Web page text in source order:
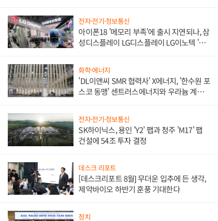
전자·전기·정보통신
아이폰18 '메모리 부족'에 출시 지연되나, 삼
성디스플레이 LG디스플레이 LG이노텍 '탈
화학·에너지
'DL이앤씨 SMR 협력사' X에너지, '한수원 포
스코 동맹' 센트러스에너지와 우라늄 계약
전자·전기·정보통신
SK하이닉스, 용인 'Y2' 팹과 청주 'M17' 팹
건설에 54조 투자 결정
데스크 리포트
[데스크리포트 8월] 무더운 입추에 든 생각,
제약바이오 하반기 훈풍 기대한다
정치